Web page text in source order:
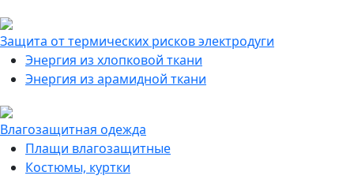
Защита от термических рисков электродуги
Энергия из хлопковой ткани
Энергия из арамидной ткани
Влагозащитная одежда
Плащи влагозащитные
Костюмы, куртки